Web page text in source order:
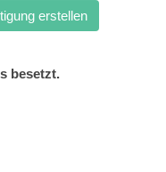
erstellen
besetzt.